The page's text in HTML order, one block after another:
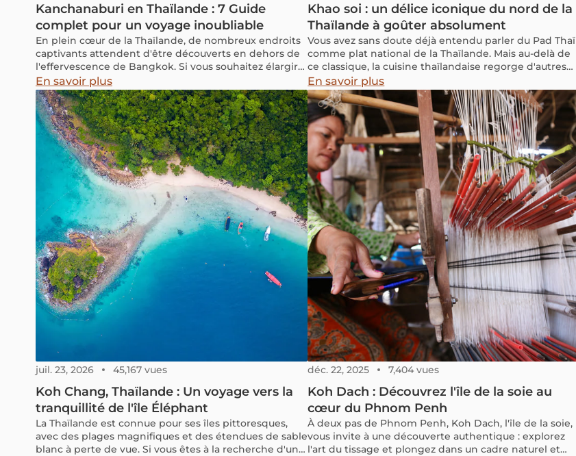
Kanchanaburi en Thaïlande : 7 Guide
complet pour un voyage inoubliable
En plein cœur de la Thaïlande, de nombreux endroits
captivants attendent d'être découverts en dehors de
l'effervescence de Bangkok. Si vous souhaitez élargir
vos horizons au-delà de la capitale sans idée précise
en tête, tournez-vous vers Kanchanaburi.
En savoir plus
Khao soi : un délice iconique du nord de la
Thaïlande à goûter absolument
Vous avez sans doute déjà entendu parler du Pad Thaï
comme plat national de la Thaïlande. Mais au-delà de
ce classique, la cuisine thaïlandaise regorge d'autres
spécialités tout aussi remarquables. Parmi elles, le
Khao Soi, une soupe de nouilles originaire du nord de
la Thaïlande, qui a conquis le cœur des amateurs de
cuisine thaïlandaise à travers le monde. Son secret ?
Une harmonie parfaite entre un bouillon parfumé au
curry, des nouilles moelleuses, des éclats croustillants
et une touche de citron vert. Autrefois peu connu en
dehors de la Thaïlande, ce plat emblématique est
aujourd’hui l’une des spécialités thaïlandaises les plus
prisées.
En savoir plus
juil. 23, 2026 45,167 vues
Koh Chang, Thaïlande : Un voyage vers la
tranquillité de l'île Éléphant
La Thaïlande est connue pour ses îles pittoresques,
avec des plages magnifiques et des étendues de sable
blanc à perte de vue. Si vous êtes à la recherche d'une
déc. 22, 2025 7,404 vues
Koh Dach : Découvrez l'île de la soie au
cœur du Phnom Penh
À deux pas de Phnom Penh, Koh Dach, l'île de la soie,
vous invite à une découverte authentique : explorez
l'art du tissage et plongez dans un cadre naturel et